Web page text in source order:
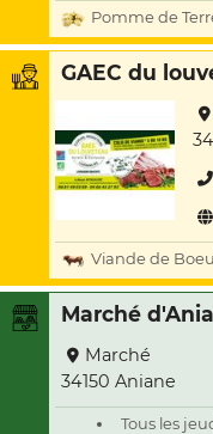
Pomme de
GAEC du
Viande de
Marché
Marché
34150 Aniane
Tous les